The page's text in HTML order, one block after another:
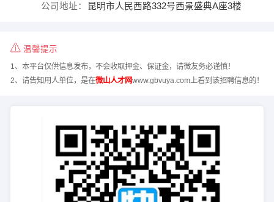
公司地址： 昆明市人民西路332号西景盛典A座3楼
温馨提示
1、本平台仅供信息发布，不会收取押金、保证金，请微友务必谨慎！
2、请告知用人单位，是在微山人才网www.gbvuya.com上看到该招聘信息的！